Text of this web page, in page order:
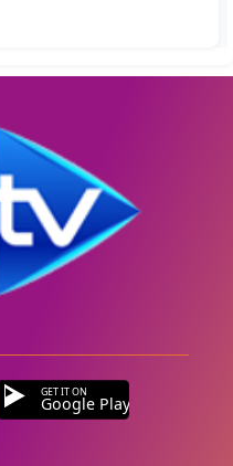
GET IT ON
Google Play